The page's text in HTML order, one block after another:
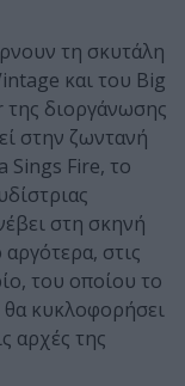
τη σκυτάλη
και του Big
της διοργάνωσης
στην ζωντανή
Sings Fire, το
στη σκηνή
στις
του οποίου το
κυκλοφορήσει
αρχές της